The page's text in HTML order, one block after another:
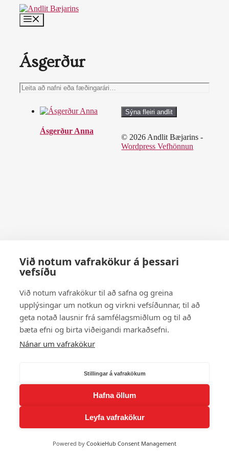
content
Ásgerður
Leita
að
Ásgerður Anna
Sýna fleiri andlit
© 2026 Andlit Bæjarins -
Wordpress Vefhönnun
Við notum vafrakökur á þessari
vefsíðu
Við notum vafrakökur til að safna og greina
upplýsingar um notkun og virkni vefsíðunnar, til að
geta notað lausnir frá samfélagsmiðlum og til að
bæta efni og birta viðeigandi markaðsefni.
Nánar um vafrakökur
Stillingar á vafrakökum
Hafna öllum
Leyfa vafrakökur
Powered by CookieHub Consent Management